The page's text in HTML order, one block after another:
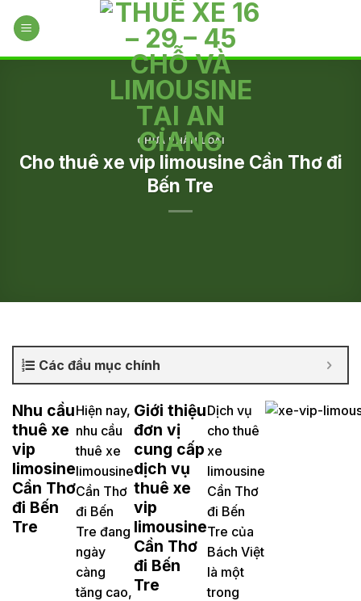
CHƯA PHÂN LOẠI
Cho thuê xe vip limousine Cần Thơ đi
Bến Tre
Các đầu mục chính
Nhu cầu
thuê xe
vip
limosine
Cần Thơ
đi Bến
Tre
Hiện nay,
nhu cầu
thuê xe
limousine
Cần Thơ
đi Bến
Tre đang
ngày
càng
tăng cao,
Giới thiệu
đơn vị
cung cấp
dịch vụ
thuê xe
vip
limousine
Cần Thơ
đi Bến
Tre
Dịch vụ
cho thuê
xe
limousine
Cần Thơ
đi Bến
Tre của
Bách Việt
là một
trong